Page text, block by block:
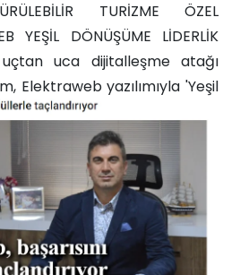
TURİZME ÖZEL
YEŞİL DÖNÜŞÜME LİDERLİK
uçtan uca dijitalleşme atağı
Elektraweb yazılımıyla 'Yeşil
2023te Yeşil Turizm
Güvenli turizm
getirdiği bu yapı, 2023
Türk turizm modelinin
da gözeterek Güvenli ve
Programı ile kalıcı bir